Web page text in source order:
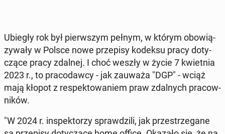
Ubiegły rok był pierw­szym pełnym, w którym obo­wią­
zy­wa­ły w Polsce nowe prze­pi­sy kodeksu pracy do­ty­
czą­ce pracy zdalnej. I choć weszły w życie 7 kwiet­nia
2023 r., to pra­co­daw­cy - jak zauważa "DGP" - wciąż
mają kłopot z re­spek­to­wa­niem praw zdal­nych pra­cow­
ni­ków.
"W 2024 r. in­spek­to­rzy spraw­dzi­li, jak prze­strze­ga­ne